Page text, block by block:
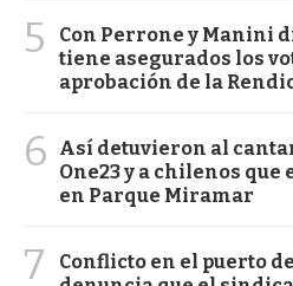
5
Con Perrone y Manini
tiene asegurados los
aprobación de la
6
Así detuvieron al
One23 y a chilenos
en Parque Miramar
7
Conflicto en el puerto